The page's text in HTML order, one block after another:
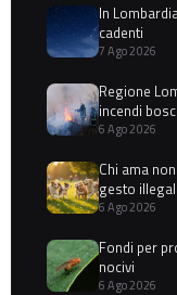
In
cadenti
7 Ago 2026
Regione
incendi
6 Ago 2026
Chi ama
gesto
6 Ago 2026
Fondi per
nocivi
6 Ago 2026